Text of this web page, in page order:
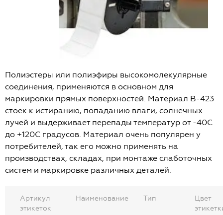
Полиэстеры или полиэфиры высокомолекулярные
соединения, применяются в основном для
маркировки прямых поверхностей. Материал B-423
стоек к истиранию, попаданию влаги, солнечных
лучей и выдерживает перепады температур от -40С
до +120С градусов. Материал очень популярен у
потребителей, так его можно применять на
производствах, складах, при монтаже слаботочных
систем и маркировке различных деталей.
Артикул
этикеток
Наименование Тип
Цвет